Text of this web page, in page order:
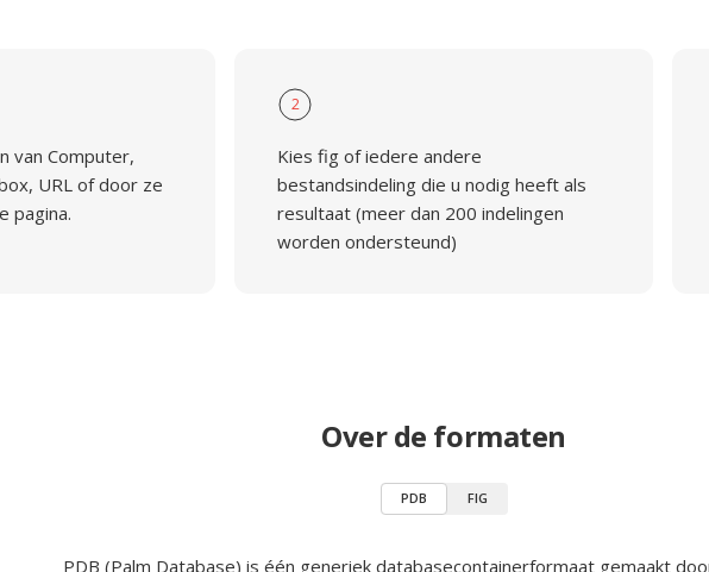
van Computer,
URL of door ze
pagina.
2
Kies fig of iedere andere
bestandsindeling die u nodig heeft als
resultaat (meer dan 200 indelingen
worden ondersteund)
Over de formaten
PDB FIG
PDB (Palm Database) is één generiek databasecontainerformaat gemaakt